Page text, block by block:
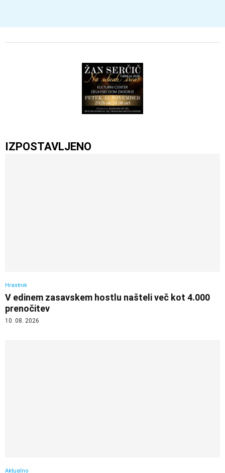
IZPOSTAVLJENO
Hrastnik
V edinem zasavskem hostlu našteli več kot 4.000
prenočitev
10. 08. 2026
Aktualno